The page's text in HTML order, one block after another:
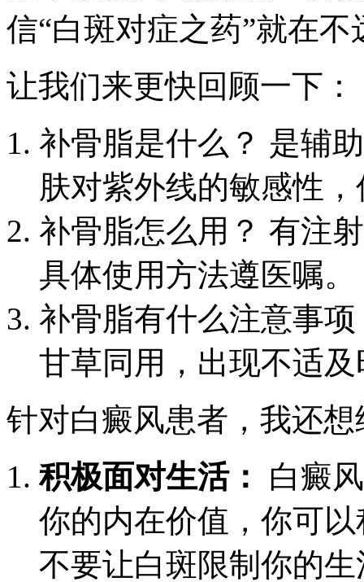
信“白斑对症之药”就在不
让我们来更快回顾一下：
补骨脂是什么？ 是辅
肤对紫外线的敏感性
补骨脂怎么用？ 有注
具体使用方法遵医嘱。
补骨脂有什么注意事
甘草同用，出现不适
针对白癜风患者，我还
积极面对生活：
白癜
你的内在价值，你可
不要让白斑限制你的生